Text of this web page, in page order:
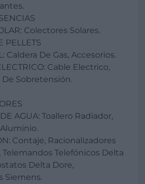
Colectores Solares.
PELLETS
Caldera De Gas, Accesorios.
Cable Electrico,
Sobretensión.
AGUA: Toallero Radiador,
Contaje, Racionalizadores
Telemandos Telefónicos Delta
Delta Dore,
Siemens.